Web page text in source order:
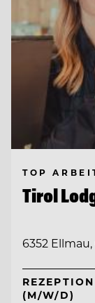
TOP
Tirol
6352
(M/W/D)